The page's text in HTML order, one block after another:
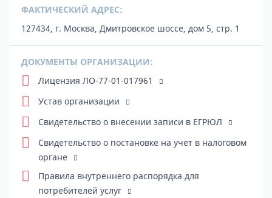
ФАКТИЧЕСКИЙ АДРЕС:
127434, г. Москва, Дмитровское шоссе, дом 5, стр. 1
ДОКУМЕНТЫ ОРГАНИЗАЦИИ:
Лицензия ЛО-77-01-017961
Устав организации
Свидетельство о внесении записи в ЕГРЮЛ
Свидетельство о постановке на учет в налоговом
органе
Правила внутреннего распорядка для
потребителей услуг